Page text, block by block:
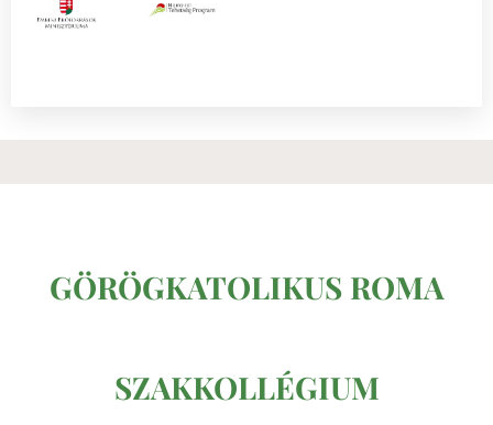
GÖRÖGKATOLIKUS ROMA
SZAKKOLLÉGIUM